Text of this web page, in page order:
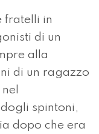
fratelli in
di un
alla
di un ragazzo
spintoni,
dopo che era